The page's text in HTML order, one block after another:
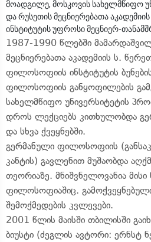
მოადგილე, მოსკოვის სახელმწიფო
და რუსეთის მეცნიერებათა
ინსტიტუტის უფროსი მეცნიერ-
1987-1990 წლებში
მეცნიერებათა აკადემიის ს.
ფილოსოფიის ინსტიტუტის
ფილოსოფიის განყოფილების
სახელმწიფო უნივერსიტეტის
დროს ლექციებს კითხულობდა
და სხვა ქვეყნებში.
გერმანული ფილოსოფიის
კანტის) გავლენით მუშაობდა
თეორიაზე. მნიშვნელოვანია
ფილოსოფიაშიც.
შემოქმედების კვლევები.
2001 წლის მაისში თბილისში
ბიუსტი (ძეგლის ავტორი: ერნსტ